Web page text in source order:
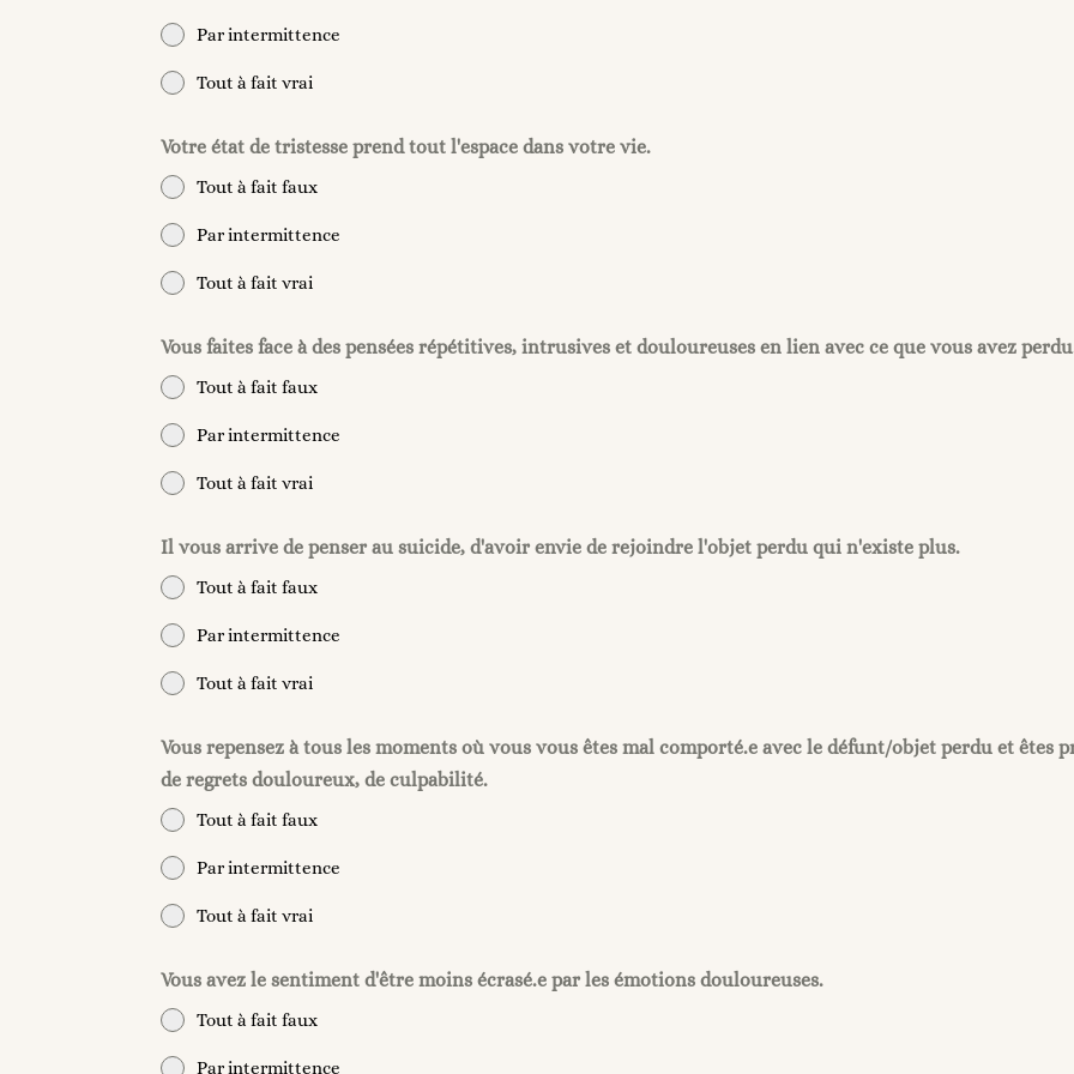
Par intermittence
Tout à fait vrai
Votre état de tristesse prend tout l'espace dans votre vie.
Tout à fait faux
Par intermittence
Tout à fait vrai
Vous faites face à des pensées répétitives, intrusives et douloureuses en lien avec ce que vous avez
Tout à fait faux
Par intermittence
Tout à fait vrai
Il vous arrive de penser au suicide, d'avoir envie de rejoindre l'objet perdu qui n'existe plus.
Tout à fait faux
Par intermittence
Tout à fait vrai
Vous repensez à tous les moments où vous vous êtes mal comporté.e avec le défunt/objet perdu et êtes
de regrets douloureux, de culpabilité.
Tout à fait faux
Par intermittence
Tout à fait vrai
Vous avez le sentiment d'être moins écrasé.e par les émotions douloureuses.
Tout à fait faux
Par intermittence